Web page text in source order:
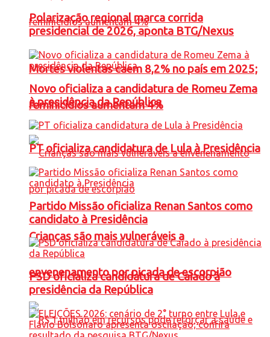
Mortes violentas caem 8,2% no país em 2025;
feminicídios aumentam 4%
Crianças são mais vulneráveis a
envenenamento por picada de escorpião
Polarização regional marca corrida
presidencial de 2026, aponta BTG/Nexus
Novo oficializa a candidatura de Romeu Zema
à presidência da República
PT oficializa candidatura de Lula à Presidência
Partido Missão oficializa Renan Santos como
candidato à Presidência
PSD oficializa candidatura de Caiado à
presidência da República